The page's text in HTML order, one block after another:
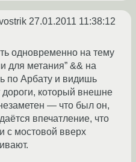
27.01.2011 11:38:12
одновременно на тему
для метания” && на
по Арбату и видишь
который внешне
— что был он,
впечатление, что
с мостовой вверх